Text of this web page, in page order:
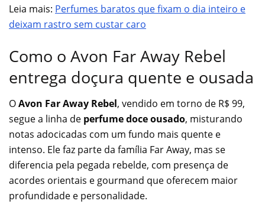
Leia mais: Perfumes baratos que fixam o dia inteiro e
deixam rastro sem custar caro
Como o Avon Far Away Rebel
entrega doçura quente e ousada
OAvon Far Away Rebel, vendido em torno de R$ 99,
segue a linha de perfume doce ousado, misturando
notas adocicadas com um fundo mais quente e
intenso. Ele faz parte da família Far Away, mas se
diferencia pela pegada rebelde, com presença de
acordes orientais e gourmand que oferecem maior
profundidade e personalidade.